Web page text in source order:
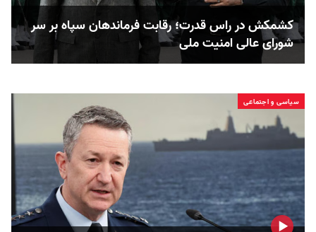
کشمکش در راس قدرت؛ رقابت فرماندهان سپاه بر سر
شورای عالی امنیت ملی
سیاسی و اجتماعی